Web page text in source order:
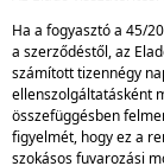
Ha a fogyasztó a 45/
a szerződéstől, az
számított tizennégy
ellenszolgáltatásként
összefüggésben
figyelmét, hogy ez a
szokásos fuvarozási